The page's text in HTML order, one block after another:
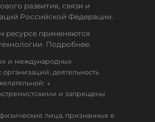
развития, связи и
Российской Федерации.
применяются
Подробнее.
и международных
деятельность
↓
и запрещены
лица, признанные в